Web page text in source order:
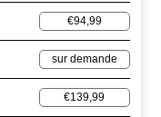
€94,99
sur demande
€139,99